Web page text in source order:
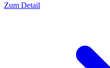
Zum Detail